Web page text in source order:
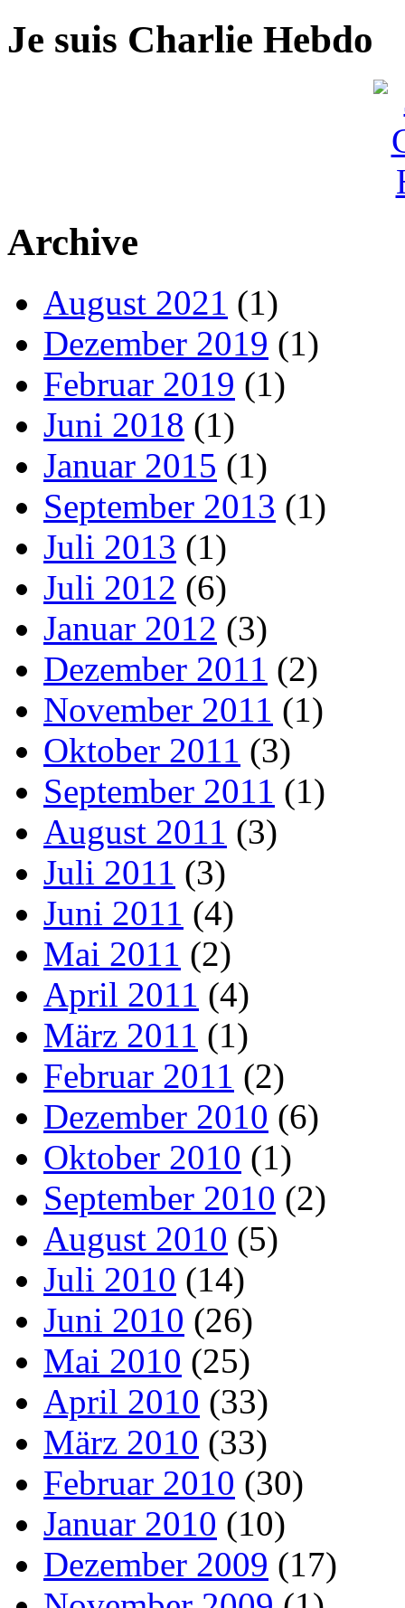
Je suis Charlie Hebdo
Archive
August 2021 (1)
Dezember 2019 (1)
Februar 2019 (1)
Juni 2018 (1)
Januar 2015 (1)
September 2013 (1)
Juli 2013 (1)
Juli 2012 (6)
Januar 2012 (3)
Dezember 2011 (2)
November 2011 (1)
Oktober 2011 (3)
September 2011 (1)
August 2011 (3)
Juli 2011 (3)
Juni 2011 (4)
Mai 2011 (2)
April 2011 (4)
März 2011 (1)
Februar 2011 (2)
Dezember 2010 (6)
Oktober 2010 (1)
September 2010 (2)
August 2010 (5)
Juli 2010 (14)
Juni 2010 (26)
Mai 2010 (25)
April 2010 (33)
März 2010 (33)
Februar 2010 (30)
Januar 2010 (10)
Dezember 2009 (17)